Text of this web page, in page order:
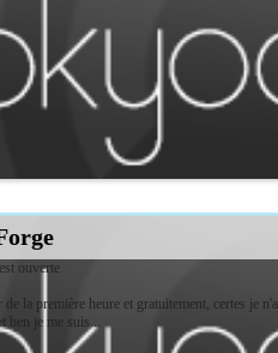
ouverte
de la première heure et gratuitement, certes je
ben je me suis...